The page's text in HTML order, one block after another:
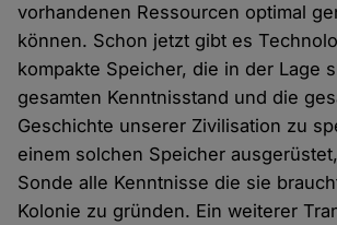
vorhandenen Ressourcen optimal
können. Schon jetzt gibt es
kompakte Speicher, die in der Lage
gesamten Kenntnisstand und die
Geschichte unserer Zivilisation zu
einem solchen Speicher
Sonde alle Kenntnisse die sie
Kolonie zu gründen. Ein weiterer